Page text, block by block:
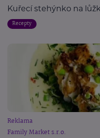
Kuřecí stehýnko na
Recepty
Reklama
Family Market s.r.o.